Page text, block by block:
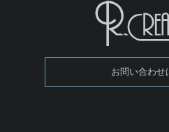
お問い合わせ